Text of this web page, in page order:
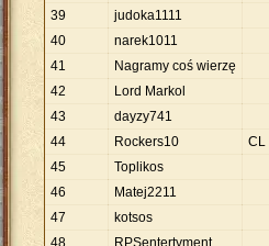
39
judoka1111
40
narek1011
41
Nagramy coś wierzę
42
Lord Markol
43
dayzy741
44
Rockers10 CL
45
Toplikos
46
Matej2211
47
kotsos